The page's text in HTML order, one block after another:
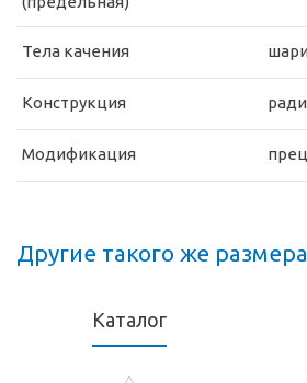
Тела качения
Конструкция
Модификация
Другие такого же размера
Каталог